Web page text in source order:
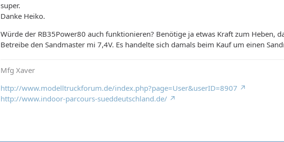
super.
Danke Heiko.
Würde der RB35Power80 auch funktionieren? Benötige ja etwas Kraft zum Heben,
Betreibe den Sandmaster mi 7,4V. Es handelte sich damals beim Kauf um einen
Mfg Xaver
http://www.modelltruckforum.de/index.php?page=User&userID=8907
http://www.indoor-parcours-sueddeutschland.de/